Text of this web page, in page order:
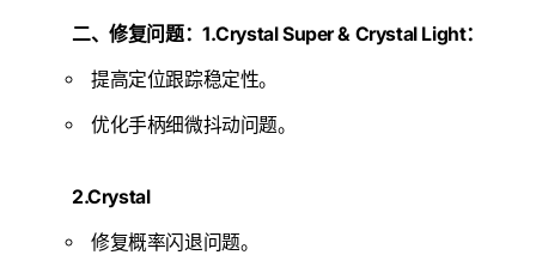
二、修复问题：1.Crystal Super & Crystal Light：
提高定位跟踪稳定性。
优化手柄细微抖动问题。
2.Crystal
修复概率闪退问题。